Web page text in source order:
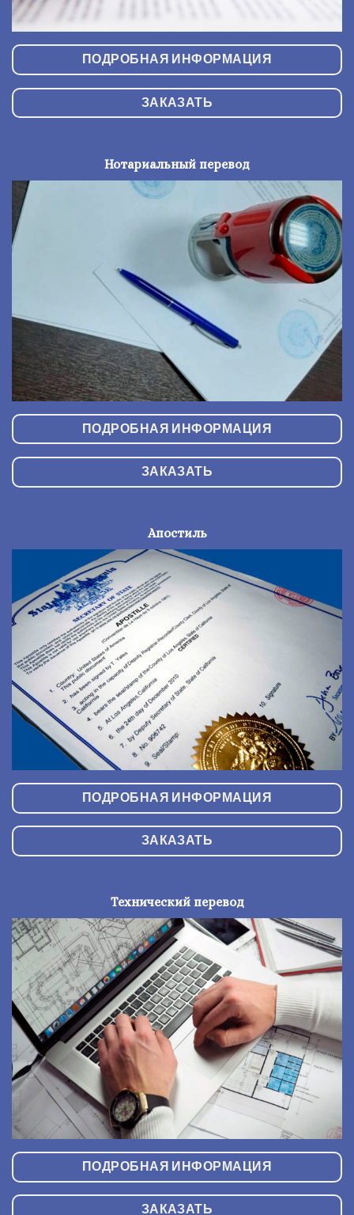
ПОДРОБНАЯ ИНФОРМАЦИЯ
ЗАКАЗАТЬ
Нотариальный перевод
ПОДРОБНАЯ ИНФОРМАЦИЯ
ЗАКАЗАТЬ
Апостиль
ПОДРОБНАЯ ИНФОРМАЦИЯ
ЗАКАЗАТЬ
Технический перевод
ПОДРОБНАЯ ИНФОРМАЦИЯ
ЗАКАЗАТЬ